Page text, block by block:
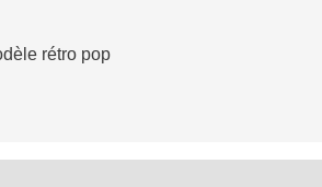
rétro pop
la suite